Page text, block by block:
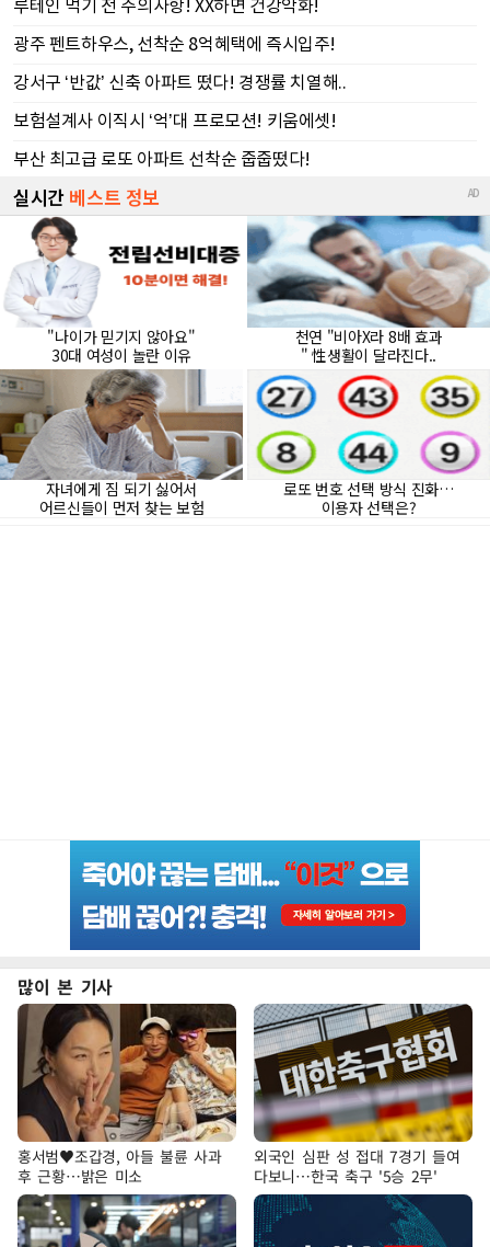
많이 본 기사
홍서범♥조갑경, 아들 불륜 사과
후 근황…밝은 미소
외국인 심판 성 접대 7경기 들여
다보니…한국 축구 '5승 2무'